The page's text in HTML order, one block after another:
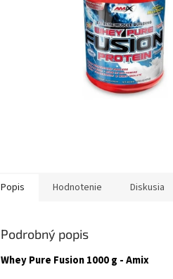
Popis Hodnotenie Diskusia
Podrobný popis
Whey Pure Fusion 1000 g - Amix